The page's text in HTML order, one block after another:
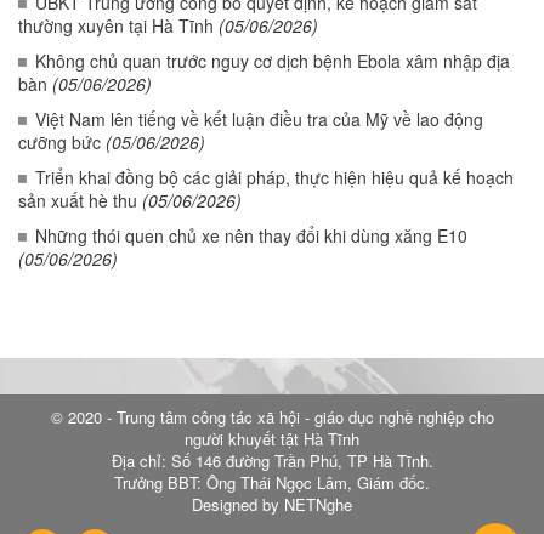
thường xuyên tại Hà Tĩnh (05/06/2026)
Không chủ quan trước nguy cơ dịch bệnh Ebola xâm nhập địa
bàn (05/06/2026)
Việt Nam lên tiếng về kết luận điều tra của Mỹ về lao động
cưỡng bức (05/06/2026)
Triển khai đồng bộ các giải pháp, thực hiện hiệu quả kế hoạch
sản xuất hè thu (05/06/2026)
Những thói quen chủ xe nên thay đổi khi dùng xăng E10
(05/06/2026)
© 2020 - Trung tâm công tác xã hội - giáo dục nghề nghiệp cho
người khuyết tật Hà Tĩnh
Địa chỉ: Số 146 đường Trần Phú, TP Hà Tĩnh.
Trưởng BBT: Ông Thái Ngọc Lâm, Giám đốc.
Designed by NETNghe